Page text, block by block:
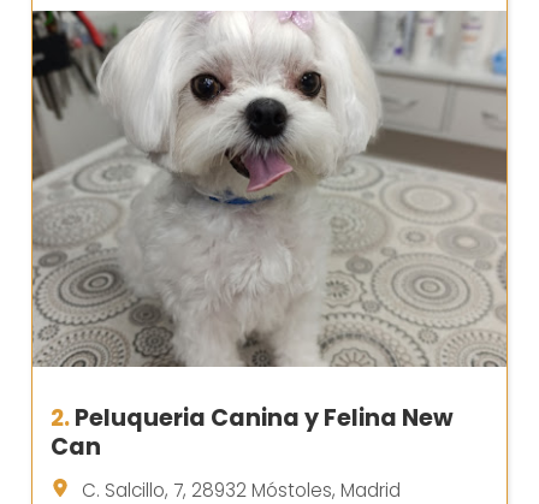
2.Peluqueria Canina y Felina New
Can
C. Salcillo, 7, 28932 Móstoles, Madrid